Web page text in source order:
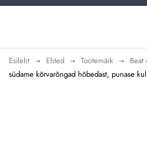
Esileht Ehted Tootemärk
südame kõrvarõngad hõbedast, punase